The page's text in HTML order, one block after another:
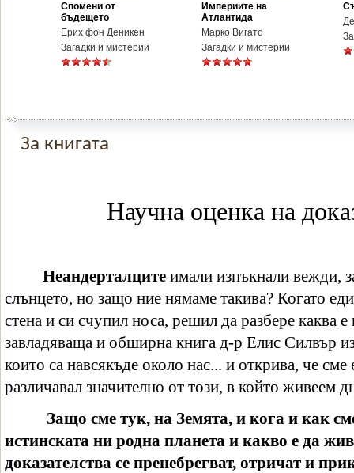
Спомени от
бъдещето
Ерих фон Деникен
Загадки и мистерии
Империите на
Атлантида
Марко Вигато
Загадки и мистерии
За книгата
Научна оценка на
Неандерталците имали изпъкнали вежди,
слънцето, но защо ние нямаме такива? Когато
стена и си счупил носа, решил да разбере каква
завладяваща и обширна книга д-р Елис Силвър
които са навсякъде около нас... и открива, че
различавал значително от този, в който живеем
Защо сме тук, на Земята, и кога и как
истинската ни родна планета и какво е да
доказателства се пренебрегват, отричат и